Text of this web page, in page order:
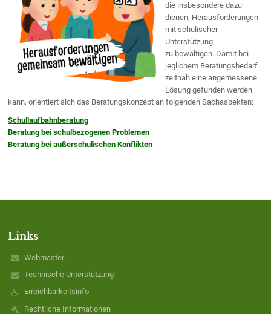
die insbesondere dazu
dienen, Herausforderungen
mit schulischer
Unterstützung
zu bewältigen. Damit bei
jeglichem Beratungsbedarf
zeitnah eine angemessene
Lösung gefunden werden
kann, orientiert sich das Beratungskonzept an folgenden Sachaspekten:
Schullaufbahnberatung
Beratung bei schulbezogenen Problemen
Beratung bei außerschulischen Konflikten
Links
Webmaster
Technische Unterstützung
Erreichbarkeitsinfo
Rechtliche Informationen